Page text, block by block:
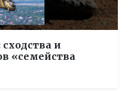
и
«семейства